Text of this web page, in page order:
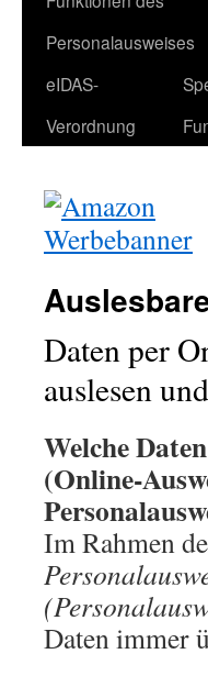
Personalausweises
eIDAS-
Verordnung
Daten per
auslesen
Welche
(Online-
Im Rahmen
Daten immer